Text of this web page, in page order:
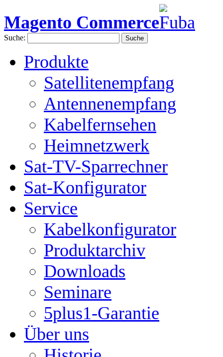
Magento Commerce
Suche: Suche
Produkte
Satellitenempfang
Antennenempfang
Kabelfernsehen
Heimnetzwerk
Sat-TV-Sparrechner
Sat-Konfigurator
Service
Kabelkonfigurator
Produktarchiv
Downloads
Seminare
5plus1-Garantie
Über uns